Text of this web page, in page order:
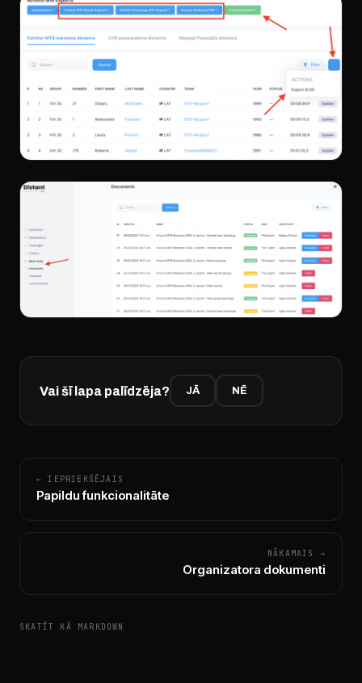
Vai šī lapa palīdzēja? JĀ NĒ
← IEPRIEKŠĒJAIS
Papildu funkcionalitāte
NĀKAMAIS →
Organizatora dokumenti
SKATĪT KĀ MARKDOWN